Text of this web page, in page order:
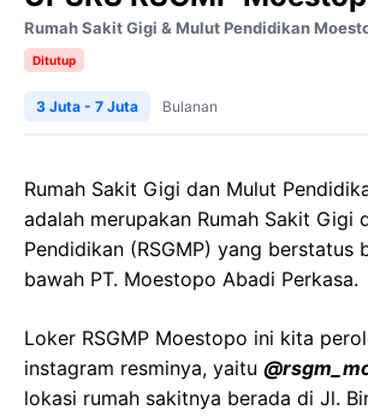
Rumah Sakit Gigi & Mulut Pendidikan
Ditutup
3 Juta - 7 Juta Bulanan
Rumah Sakit Gigi dan Mulut
adalah merupakan Rumah Sakit Gigi
Pendidikan (RSGMP) yang berstatus
bawah PT. Moestopo Abadi Perkasa.
Loker RSGMP Moestopo ini kita
instagram resminya, yaitu
lokasi rumah sakitnya berada di Jl.